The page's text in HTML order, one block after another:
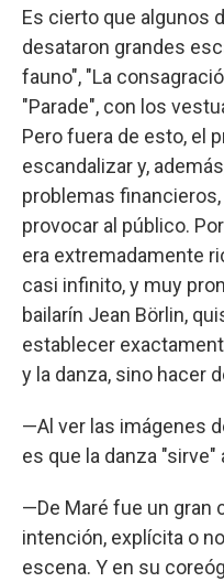
Es cierto que algunos
desataron grandes
fauno", "La
"Parade", con los
Pero fuera de esto, el
escandalizar y,
problemas
provocar al público.
era extremadamente
casi infinito, y muy
bailarín Jean Börlin,
establecer
y la danza, sino hacer
—Al ver las imágenes
es que la danza "sirve"
—De Maré fue un gran
intención, explícita o
escena. Y en su